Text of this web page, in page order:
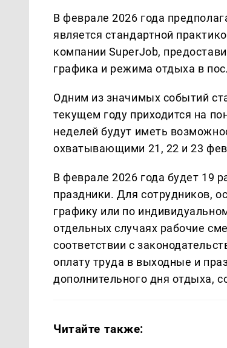
В феврале 2026 года
является стандартной
компании SuperJob,
графика и режима отдыха в
Одним из значимых событий
текущем году приходится на
неделей будут иметь
охватывающими 21, 22 и 23
В феврале 2026 года будет 19
праздники. Для сотрудников,
графику или по
отдельных случаях рабочие
соответствии с
оплату труда в выходные и
дополнительного дня отдыха,
Читайте также: